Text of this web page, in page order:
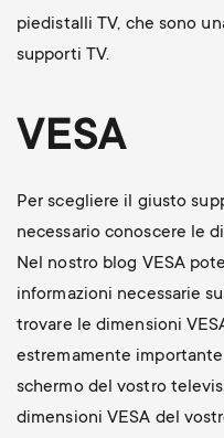
piedistalli TV, che sono
supporti TV.
VESA
Per scegliere il giusto
necessario conoscere le
Nel nostro blog VESA
informazioni necessarie
trovare le dimensioni
estremamente
schermo del vostro
dimensioni VESA del